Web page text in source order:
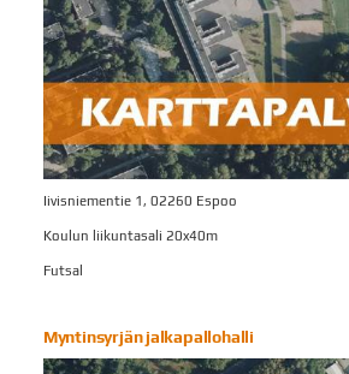
Iivisniementie 1, 02260 Espoo
Koulun liikuntasali 20x40m
Futsal
Myntinsyrjän jalkapallohalli